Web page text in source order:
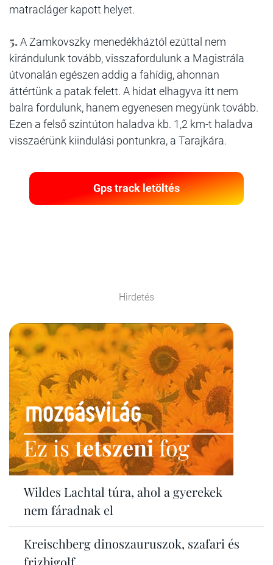
matracláger kapott helyet.
5.A Zamkovszky menedékháztól ezúttal nem
kirándulunk tovább, visszafordulunk a Magistrála
útvonalán egészen addig a fahídig, ahonnan
áttértünk a patak felett. A hidat elhagyva itt nem
balra fordulunk, hanem egyenesen megyünk tovább.
Ezen a felső szintúton haladva kb. 1,2 km-t haladva
visszaérünk kiindulási pontunkra, a Tarajkára.
Gps track letöltés
Hirdetés
Ez istetszenifog
Wildes Lachtal túra, ahol a gyerekek
nem fáradnak el
Kreischberg dinoszauruszok, szafari és
frizbigolf